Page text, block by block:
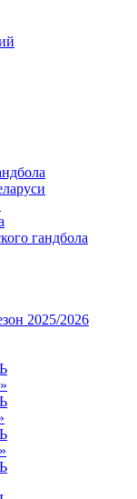
гандбола
2025/2026